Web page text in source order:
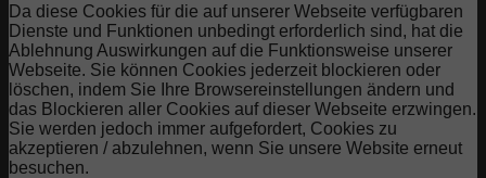
Da diese Cookies für die auf unserer Webseite verfügbaren
Dienste und Funktionen unbedingt erforderlich sind, hat die
Ablehnung Auswirkungen auf die Funktionsweise unserer
Webseite. Sie können Cookies jederzeit blockieren oder
löschen, indem Sie Ihre Browsereinstellungen ändern und
das Blockieren aller Cookies auf dieser Webseite erzwingen.
Sie werden jedoch immer aufgefordert, Cookies zu
akzeptieren / abzulehnen, wenn Sie unsere Website erneut
besuchen.